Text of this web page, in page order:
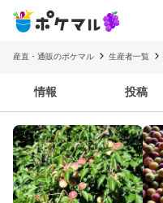
産直・通販のポケマル 生産者一覧
情報 投稿